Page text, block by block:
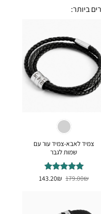
ביותר:
צמיד לאבא-צמיד עור עם
שמות לגבר
דורג5 מתוך 179.00₪ המחיר
המקורי
143.20₪